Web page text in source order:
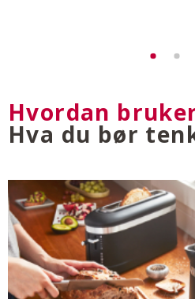
Hvordan
Hva du bør